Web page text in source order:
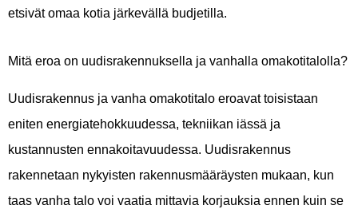
etsivät omaa kotia järkevällä budjetilla.
Mitä eroa on uudisrakennuksella ja vanhalla omakotitalolla?
Uudisrakennus ja vanha omakotitalo eroavat toisistaan
eniten energiatehokkuudessa, tekniikan iässä ja
kustannusten ennakoitavuudessa. Uudisrakennus
rakennetaan nykyisten rakennusmääräysten mukaan, kun
taas vanha talo voi vaatia mittavia korjauksia ennen kuin se